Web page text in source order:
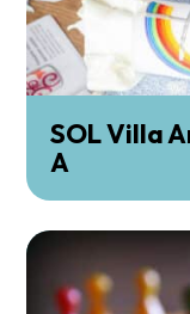
SOL Villa
A